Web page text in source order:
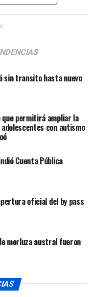
sin transito hasta nuevo
permitirá ampliar la
con autismo
Cuenta Pública
oficial del by pass
merluza austral fueron